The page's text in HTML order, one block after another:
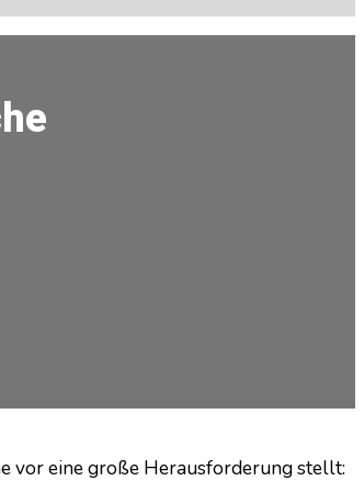
vor eine große Herausforderung stellt: